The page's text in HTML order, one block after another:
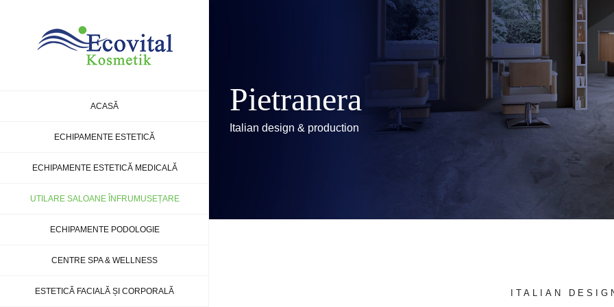
ACASĂ
ECHIPAMENTE ESTETICĂ
ECHIPAMENTE ESTETICĂ MEDICALĂ
UTILARE SALOANE ÎNFRUMUSEȚARE
ECHIPAMENTE PODOLOGIE
CENTRE SPA & WELLNESS
ESTETICĂ FACIALĂ ȘI CORPORALĂ
Pietranera
Italian design & production
ITALIAN